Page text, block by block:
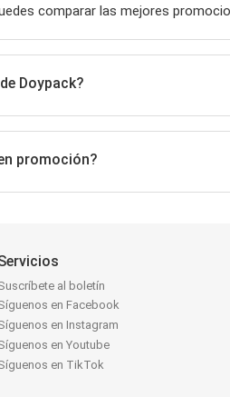
comparar las mejores
Doypack?
promoción?
al boletín
en Facebook
en Instagram
en Youtube
en TikTok